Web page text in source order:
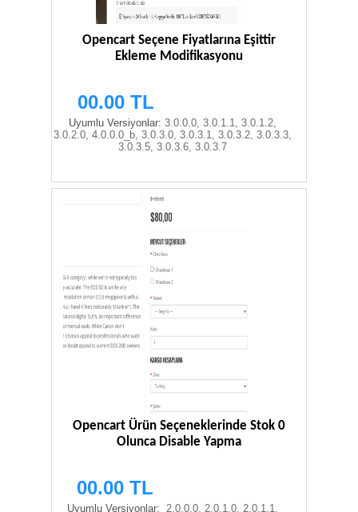
Opencart Seçene Fiyatlarına Eşittir
Ekleme Modifikasyonu
00.00 TL
Uyumlu Versiyonlar: 3.0.0.0, 3.0.1.1, 3.0.1.2,
3.0.2.0, 4.0.0.0_b, 3.0.3.0, 3.0.3.1, 3.0.3.2, 3.0.3.3,
3.0.3.5, 3.0.3.6, 3.0.3.7
Opencart Ürün Seçeneklerinde Stok 0
Olunca Disable Yapma
00.00 TL
Uyumlu Versiyonlar: 2.0.0.0, 2.0.1.0, 2.0.1.1,